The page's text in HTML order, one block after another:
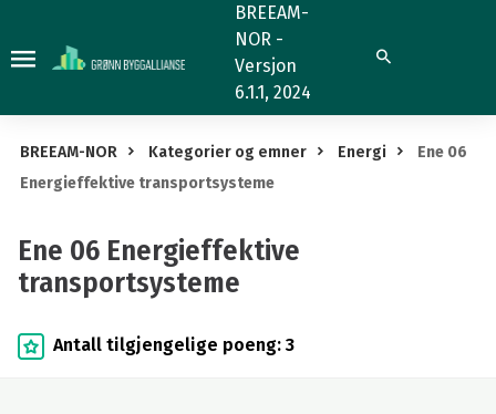
06
Energieffektive
transportsysteme
BREEAM-
NOR -
Versjon
6.1.1, 2024
Søk
BREEAM-NOR Kategorier og emner Energi
Ene 06
Energieffektive transportsysteme
Ene 06 Energieffektive
transportsysteme
Antall tilgjengelige poeng: 3